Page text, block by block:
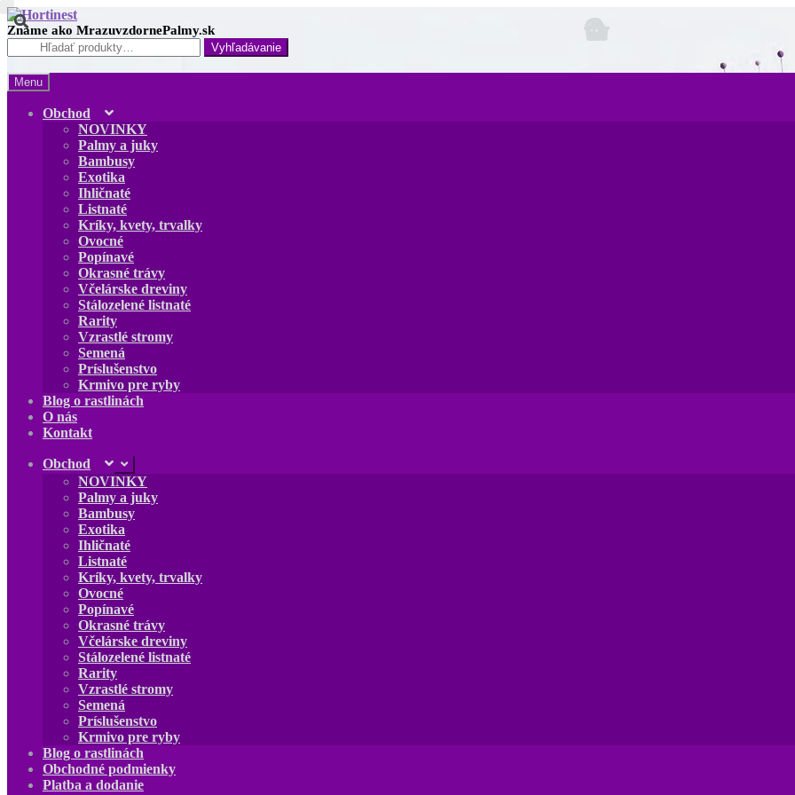
Preskočiť
na
navigáciu
Preskočiť
na
obsah
Hľadať:
Menu
Obchod
NOVINKY
Palmy a juky
Bambusy
Exotika
Ihličnaté
Listnaté
Kríky, kvety, trvalky
Ovocné
Popínavé
Okrasné trávy
Včelárske dreviny
Stálozelené listnaté
Rarity
Vzrastlé stromy
Semená
Príslušenstvo
Krmivo pre ryby
Blog o rastlinách
O nás
Kontakt
Obchod
Rozbaliť
podradené
menu
NOVINKY
Palmy a juky
Bambusy
Exotika
Ihličnaté
Listnaté
Kríky, kvety, trvalky
Ovocné
Popínavé
Okrasné trávy
Včelárske dreviny
Stálozelené listnaté
Rarity
Vzrastlé stromy
Semená
Príslušenstvo
Krmivo pre ryby
Blog o rastlinách
Obchodné podmienky
Platba a dodanie